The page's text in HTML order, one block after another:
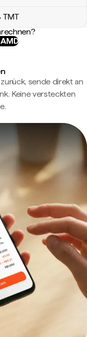
TMT
sende direkt an
Keine versteckten